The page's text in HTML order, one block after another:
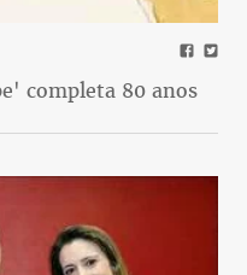
completa 80 anos